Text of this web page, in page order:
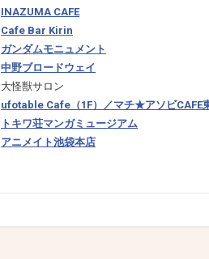
INAZUMA CAFE
Cafe Bar Kirin
ガンダムモニュメント
中野ブロードウェイ
大怪獣サロン
ufotable Cafe（1F）／マチ★アソビCAFE東
トキワ荘マンガミュージアム
アニメイト池袋本店